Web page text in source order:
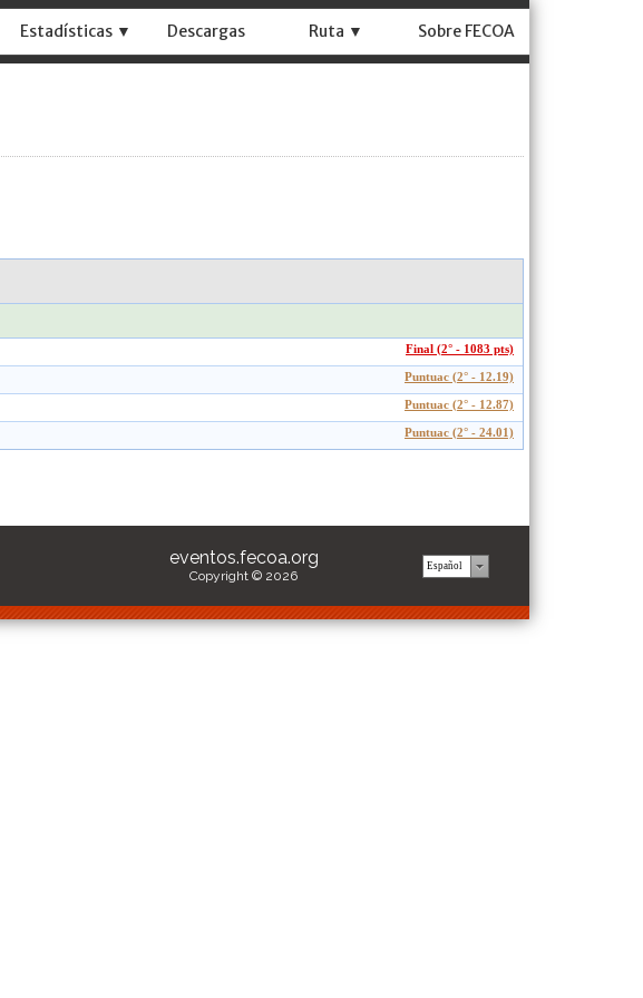
Estadísticas ▼ Descargas Ruta ▼ Sobre FECOA
Final (2° - 1083 pts)
Puntuac (2° - 12.19)
Puntuac (2° - 12.87)
Puntuac (2° - 24.01)
eventos.fecoa.org
Copyright © 2026